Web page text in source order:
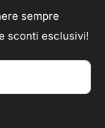
sempre
sconti esclusivi!